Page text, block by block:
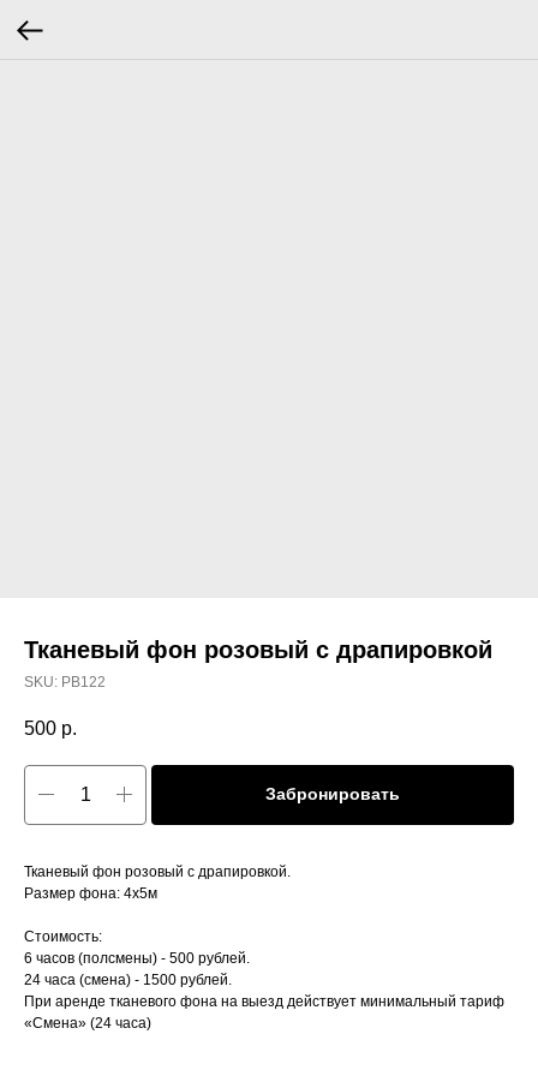
Тканевый фон розовый с драпировкой
SKU: PB122
500 р.
Забронировать
Тканевый фон розовый с драпировкой.
Размер фона: 4x5м
Стоимость:
6 часов (полсмены) - 500 рублей.
24 часа (смена) - 1500 рублей.
При аренде тканевого фона на выезд действует минимальный тариф
«Смена» (24 часа)